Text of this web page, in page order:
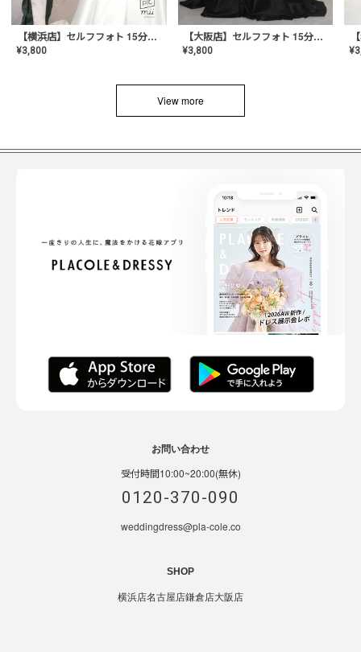
【横浜店】セルフフォト 15分撮り放題プラン
¥3,800
【大阪店】セルフフォト 15分撮り放題プラン
¥3,800 ¥
View more
お問い合わせ
受付時間10:00~20:00(無休)
0120-370-090
weddingdress@pla-cole.co
SHOP
横浜店名古屋店鎌倉店大阪店